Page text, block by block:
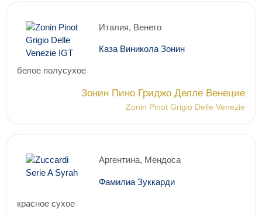
Италия, Венето
Каза Виникола Зонин
белое полусухое
Зонин Пино Гриджо Делле Венецие
Zonin Pinot Grigio Delle Venezie
Аргентина, Мендоса
Фамилиа Зуккарди
красное сухое